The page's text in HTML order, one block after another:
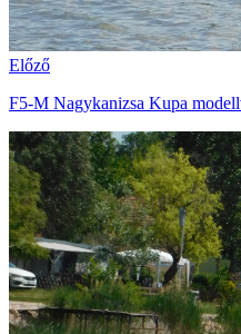
Előző
F5-M Nagykanizsa Kupa